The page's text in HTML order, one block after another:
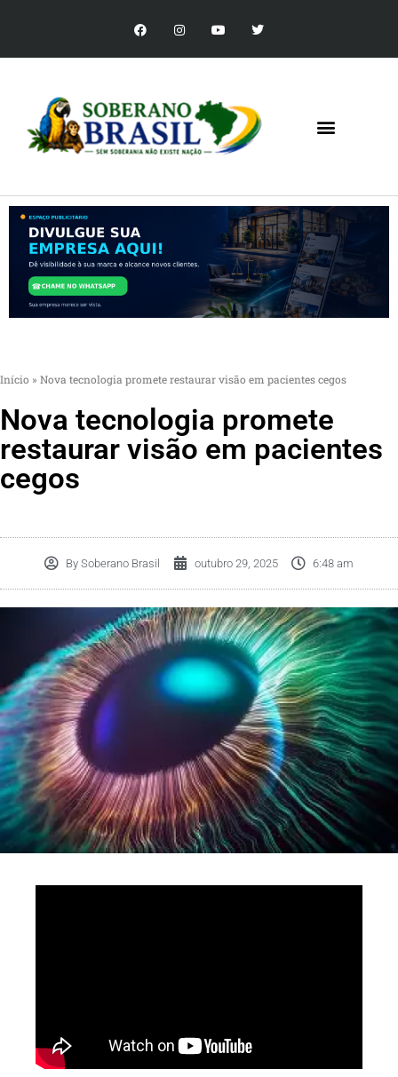
Início » Nova tecnologia promete restaurar visão em pacientes cegos
Nova tecnologia promete
restaurar visão em pacientes
cegos
By Soberano Brasil outubro 29, 2025 6:48 am